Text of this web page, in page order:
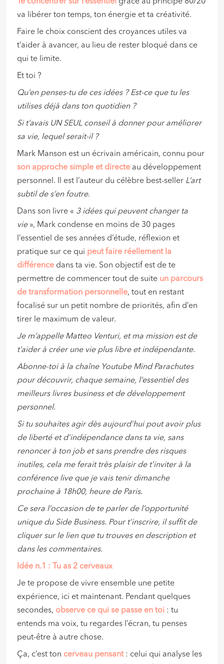
va libérer ton temps, ton énergie et ta créativité.
Faire le choix conscient des croyances utiles va
t’aider à avancer, au lieu de rester bloqué dans ce
qui te limite.
Et toi ?
Qu’en penses-tu de ces idées ?Est-ce que tu les
utilises déjà dans ton quotidien ?
Si t’avais UN SEUL conseil à donner pour améliorer
sa vie, lequel serait-il ?
Mark Manson est un écrivain américain, connu pour
son approche simple et directe au développement
personnel. Il est l’auteur du célèbre best-seller L’art
subtil de s’en foutre.
Dans son livre « 3 idées qui peuvent changer ta
vie», Mark condense en moins de 30 pages
l’essentiel de ses années d’étude, réflexion et
pratique sur ce qui peut faire réellement la
différence dans ta vie. Son objectif est de te
permettre de commencer tout de suite un parcours
de transformation personnelle, tout en restant
focalisé sur un petit nombre de priorités, afin d’en
tirer le maximum de valeur.
Je m’appelle Matteo Venturi, et ma mission est de
t’aider à créer une vie plus libre et indépendante.
Abonne-toi à la chaîne Youtube Mind Parachutes
pour découvrir, chaque semaine, l’essentiel des
meilleurs livres business et de développement
personnel.
Si tu souhaites agir dès aujourd’hui pout avoir plus
de liberté et d’indépendance dans ta vie, sans
renoncer à ton job et sans prendre des risques
inutiles, cela me ferait très plaisir de t’inviter à la
conférence live que je vais tenir dimanche
prochaine à 18h00, heure de Paris.
Ce sera l’occasion de te parler de l’opportunité
unique du Side Business. Pour t’inscrire, il suffit de
cliquer sur le lien que tu trouves en description et
dans les commentaires.
Idée n.1 : Tu as 2 cerveaux
Je te propose de vivre ensemble une petite
expérience, ici et maintenant. Pendant quelques
secondes, observe ce qui se passe en toi : tu
entends ma voix, tu regardes l’écran, tu penses
peut-être à autre chose.
Ça, c’est ton cerveau pensant: celui qui analyse les